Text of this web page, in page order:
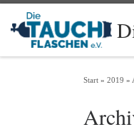
Zum Inhalt springen
Start » 2019 »